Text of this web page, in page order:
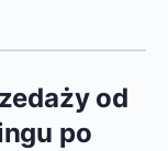
od
po